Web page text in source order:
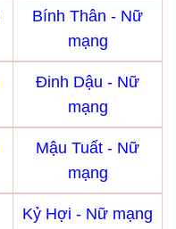
Bính Thân - Nữ
mạng
Đinh Dậu - Nữ
mạng
Mậu Tuất - Nữ
mạng
Kỷ Hợi - Nữ mạng